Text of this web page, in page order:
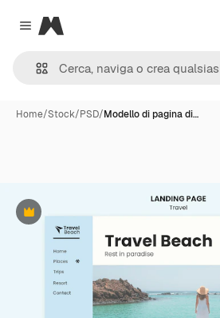
Close menu
Magnific
Home/Stock/PSD/Modello di pagina di…
Premium